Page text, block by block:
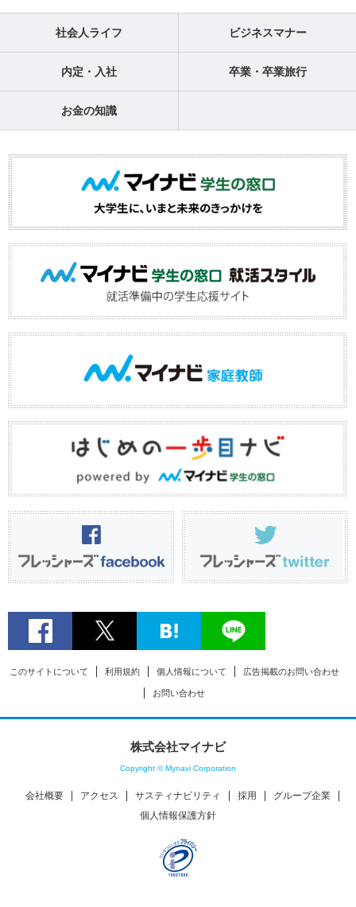
社会人ライフ ビジネスマナー
内定・入社 卒業・卒業旅行
お金の知識
このサイトについて 利用規約 個人情報について 広告掲載のお問い合わせ
お問い合わせ
株式会社マイナビ
Copyright © Mynavi Corporation
会社概要 アクセス サスティナビリティ 採用
グループ企業
個人情報保護方針